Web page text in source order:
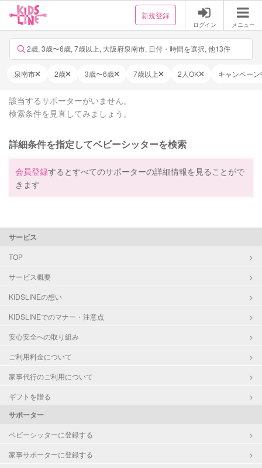
新規登録
ログイン メニュー
2歳, 3歳〜6歳, 7歳以上, 大阪府泉南市, 日付・時間を選択, 他13件
泉南市 2歳 3歳〜6歳 7歳以上 2人OK キャンペーン
該当するサポーターがいません。
検索条件を見直してみましょう。
詳細条件を指定してベビーシッターを検索
会員登録するとすべてのサポーターの詳細情報を見ることがで
きます
サービス
TOP
サービス概要
KIDSLINEの想い
KIDSLINEでのマナー・注意点
安心安全への取り組み
ご利用料金について
家事代行のご利用について
ギフトを贈る
サポーター
ベビーシッターに登録する
家事サポーターに登録する